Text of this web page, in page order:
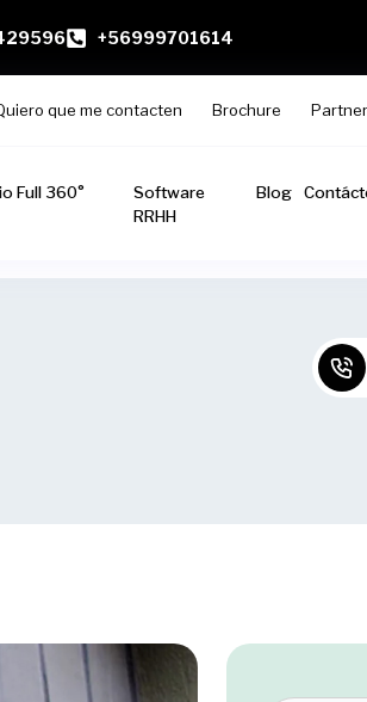
+56999701614
que me contacten Brochure
Full 360°
Software
RRHH
Blog